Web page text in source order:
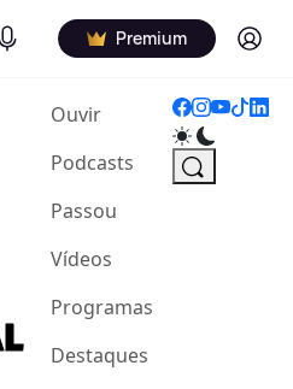
Podcasts Premium Log in
Ouvir(current)
Podcasts
Passou
Vídeos
Programas
Destaques